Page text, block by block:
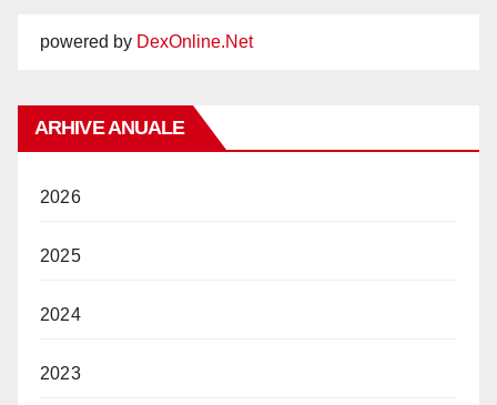
powered by DexOnline.Net
ARHIVE ANUALE
2026
2025
2024
2023